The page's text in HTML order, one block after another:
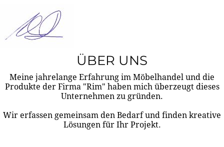
ÜBER UNS
Meine jahrelange Erfahrung im Möbelhandel und die
Produkte der Firma "Rim" haben mich überzeugt dieses
Unternehmen zu gründen.
Wir erfassen gemeinsam den Bedarf und finden kreative
Lösungen für Ihr Projekt.